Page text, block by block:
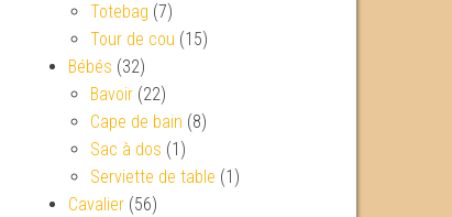
Totebag (7)
Tour de cou (15)
Bébés (32)
Bavoir (22)
Cape de bain (8)
Sac à dos (1)
Serviette de table (1)
Cavalier (56)